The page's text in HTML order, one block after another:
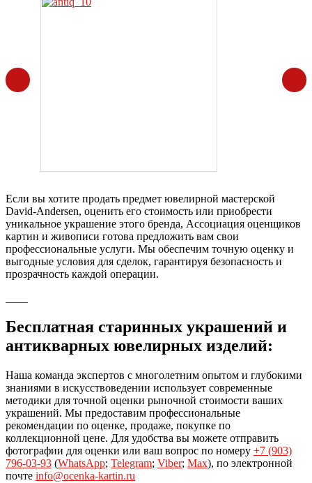
Если вы хотите продать предмет ювелирной мастерской
David-Andersen, оценить его стоимость или приобрести
уникальное украшение этого бренда, Ассоциация оценщиков
картин и живописи готова предложить вам свои
профессиональные услуги. Мы обеспечим точную оценку и
выгодные условия для сделок, гарантируя безопасность и
прозрачность каждой операции.
Бесплатная старинных украшений и
антикварных ювелирных изделий:
Наша команда экспертов с многолетним опытом и глубокими
знаниями в искусствоведении использует современные
методики для точной оценки рыночной стоимости ваших
украшений. Мы предоставим профессиональные
рекомендации по оценке, продаже, покупке по
коллекционной цене. Для удобства вы можете отправить
фотографии для оценки или ваш вопрос по номеру +7 (903)
796-03-93 (WhatsApp; Telegram; Viber; Max), по электронной
почте info@ocenka-kartin.ru